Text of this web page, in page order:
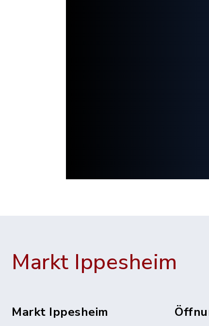
Markt Ippesheim
Markt Ippesheim